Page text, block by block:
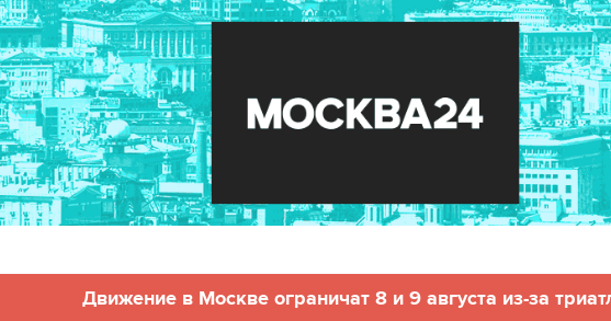
Движение в Москве ограничат 8 и 9 августа из-за